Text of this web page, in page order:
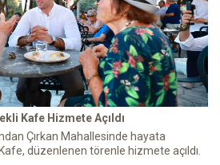
Kafe Hizmete Açıldı
Çırkan Mahallesinde hayata
düzenlenen törenle hizmete açıldı.